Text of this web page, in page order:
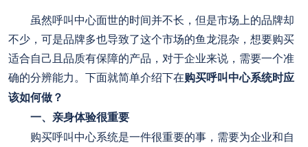
虽然呼叫中心面世的时间并不长，但是市场上的品牌却
不少，可是品牌多也导致了这个市场的鱼龙混杂，想要购买
适合自己且品质有保障的产品，对于企业来说，需要一个准
确的分辨能力。下面就简单介绍下在购买呼叫中心系统时应
该如何做？
一、亲身体验很重要
购买呼叫中心系统是一件很重要的事，需要为企业和自